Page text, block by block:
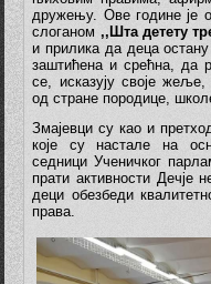
дружењу. Ове године
слоганом ,, Шта детету
и прилика да деца
заштићена и срећна, да
се, исказују своје
од стране породице,
Змајевци су као и
које су настале на
седници Ученичког
прати активности Дечје
деци обезбеди
права.